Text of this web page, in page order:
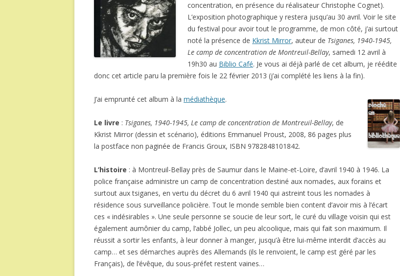
concentration, en présence du réalisateur Christophe Cognet).
L’exposition photographique y restera jusqu’au 30 avril. Voir le site
du festival pour avoir tout le programme, de mon côté, j’ai surtout
noté la présence de Kkrist Mirror, auteur de Tsiganes, 1940-1945,
Le camp de concentration de Montreuil-Bellay, samedi 12 avril à
19h30 au Biblio Café. Je vous ai déjà parlé de cet album, je réédite
donc cet article paru la première fois le 22 février 2013 (j’ai complété les liens à la fin).
J’ai emprunté cet album à la médiathèque.
Le livre : Tsiganes, 1940-1945, Le camp de concentration de Montreuil-Bellay, de
Kkrist Mirror (dessin et scénario), éditions Emmanuel Proust, 2008, 86 pages plus
la postface non paginée de Francis Groux, ISBN 9782848101842.
L’histoire : à Montreuil-Bellay près de Saumur dans le Maine-et-Loire, d’avril 1940 à 1946. La
police française administre un camp de concentration destiné aux nomades, aux forains et
surtout aux tsiganes, en vertu du décret du 6 avril 1940 qui astreint tous les nomades à
résidence sous surveillance policière. Tout le monde semble bien content d’avoir mis à l’écart
ces « indésirables ». Une seule personne se soucie de leur sort, le curé du village voisin qui est
également aumônier du camp, l’abbé Jollec, un peu alcoolique, mais qui fait son maximum. Il
réussit a sortir les enfants, à leur donner à manger, jusqu’à être lui-même interdit d’accès au
camp… et ses démarches auprès des Allemands (ils le renvoient, le camp est géré par les
Français), de l’évêque, du sous-préfet restent vaines…